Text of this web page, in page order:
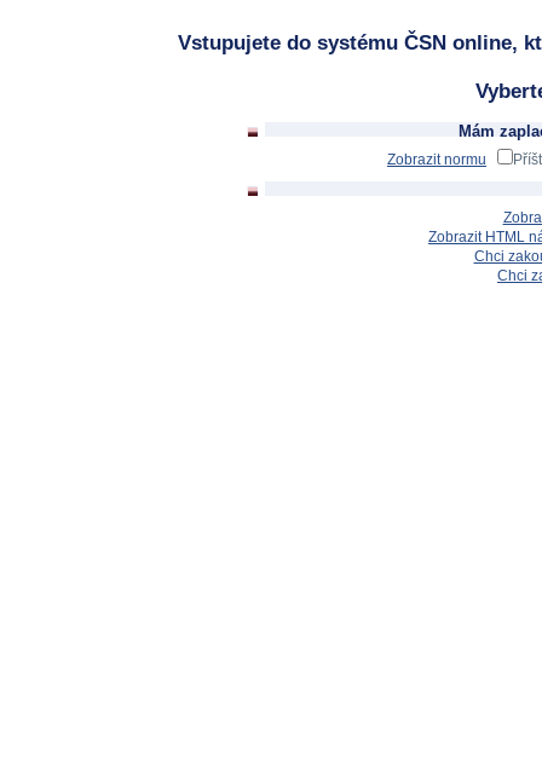
Vstupujete do systému ČSN online,
Mám
Zobrazit normu
Zobrazit HTML
Chci
Chci